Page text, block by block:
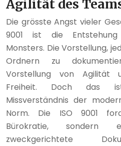
Agilität des
Die grösste Angst vieler
9001 ist die
Monsters. Die Vorstellung,
Ordnern zu
Vorstellung von Agilität
Freiheit. Doch das
Missverständnis der
Norm. Die ISO 9001
Bürokratie, sondern
zweckgerichtete